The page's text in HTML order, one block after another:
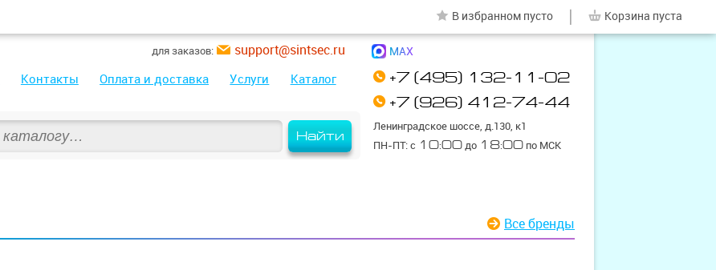
Найти
Контакты Оплата и доставка Услуги Каталог
+7 (495) 132-11-02
+7 (926) 412-74-44
Ленинградское шоссе, д.130, к1
ПН-ПТ: с 10:00 до 18:00 по МСК
для заказов: support@sintsec.ru MAX
В избранном пусто Корзина пуста
Все бренды